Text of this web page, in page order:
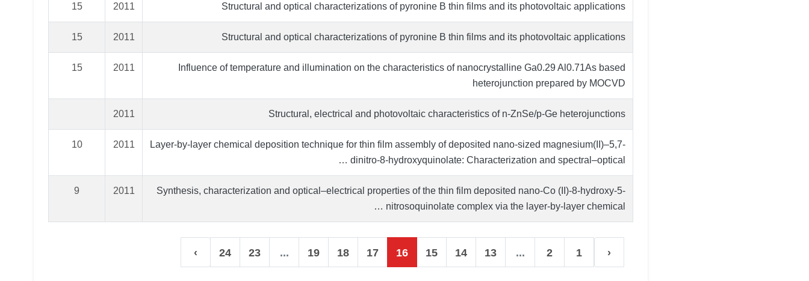
Structural and optical characterizations of pyronine B thin films and its photovoltaic applications
2011
15
Structural and optical characterizations of pyronine B thin films and its photovoltaic applications
2011
15
Influence of temperature and illumination on the characteristics of nanocrystalline Ga0.29 Al0.71As based
heterojunction prepared by MOCVD
2011
15
Structural, electrical and photovoltaic characteristics of n-ZnSe/p-Ge heterojunctions
2011
Layer-by-layer chemical deposition technique for thin film assembly of deposited nano-sized magnesium(II)–5,7-
dinitro-8-hydroxyquinolate: Characterization and spectral–optical …
2011
10
Synthesis, characterization and optical–electrical properties of the thin film deposited nano-Co (II)-8-hydroxy-5-
nitrosoquinolate complex via the layer-by-layer chemical …
2011
9
‹
1
2
...
13
14
15
16
17
18
19
...
23
24
›